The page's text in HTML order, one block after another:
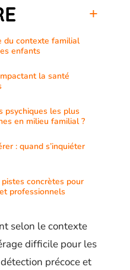
du contexte familial
enfants
la santé
psychiques les plus
en milieu familial ?
: quand s’inquiéter
concrètes pour
professionnels
selon le contexte
difficile pour les
précoce et